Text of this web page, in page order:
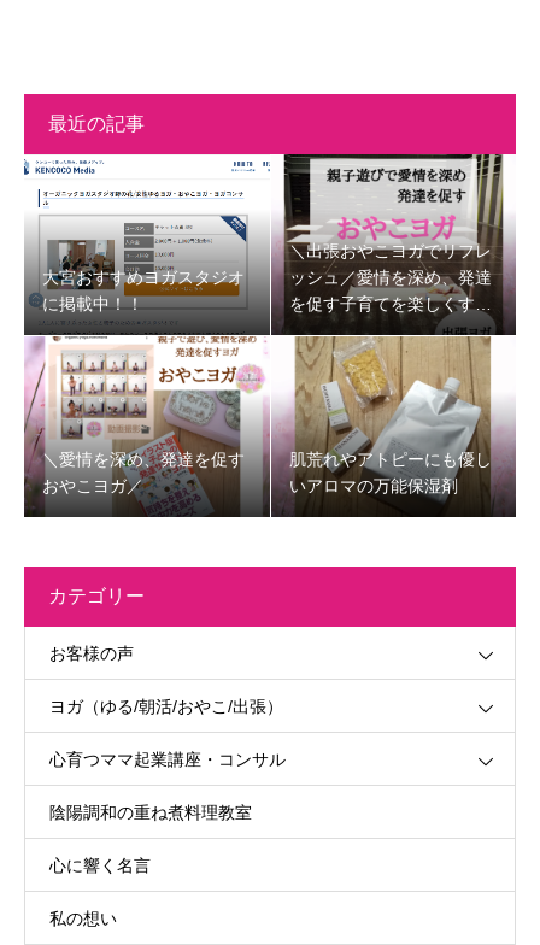
最近の記事
大宮おすすめヨガスタジオ
に掲載中！！
＼出張おやこヨガでリフレ
ッシュ／愛情を深め、発達
を促す子育てを楽しくする
＼愛情を深め、発達を促す
おやこヨガ／
肌荒れやアトピーにも優し
いアロマの万能保湿剤
カテゴリー
お客様の声
ヨガ（ゆる/朝活/おやこ/出張）
心育つママ起業講座・コンサル
陰陽調和の重ね煮料理教室
心に響く名言
私の想い